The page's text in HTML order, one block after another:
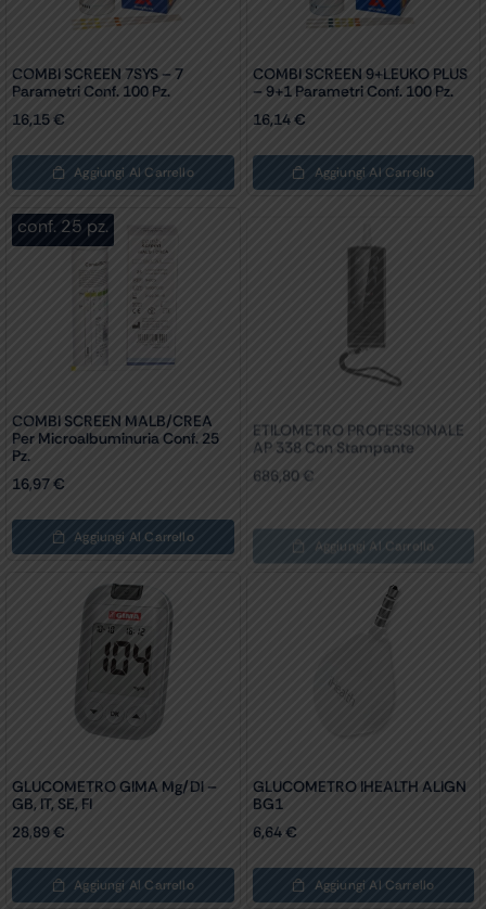
COMBI SCREEN 7SYS – 7
Parametri Conf. 100 Pz.
16,15 €
Aggiungi Al Carrello
COMBI SCREEN 9+LEUKO PLUS
– 9+1 Parametri Conf. 100 Pz.
16,14€
Aggiungi Al Carrello
conf. 25 pz.
COMBI SCREEN MALB/CREA
Per Microalbuminuria Conf. 25
Pz.
16,97€
Aggiungi Al Carrello
ETILOMETRO PROFESSIONALE
AP 338 Con Stampante
686,80 €
Aggiungi Al Carrello
GLUCOMETRO GIMA Mg/dl –
GB, IT, SE, FI
28,89€
Aggiungi Al Carrello
GLUCOMETRO IHEALTH ALIGN
BG1
6,64 €
Aggiungi Al Carrello